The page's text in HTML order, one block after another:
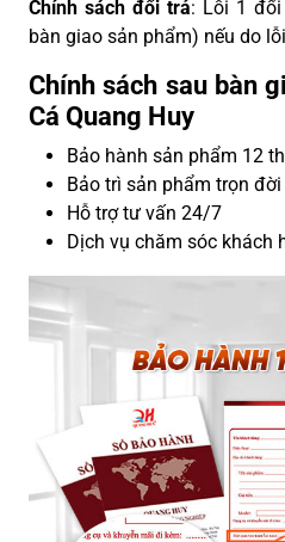
Chính sách đổi trả: Lỗi 1
bàn giao sản phẩm) nếu do
Chính sách sau bàn
Cá Quang Huy
Bảo hành sản phẩm 12
Bảo trì sản phẩm trọn đời
Hỗ trợ tư vấn 24/7
Dịch vụ chăm sóc khách